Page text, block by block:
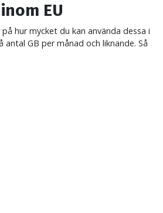
EU
hur mycket du kan använda dessa i
GB per månad och liknande. Så